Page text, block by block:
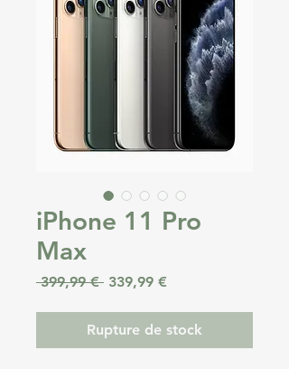
iPhone 11 Pro
Max
399,99 € Prix original
339,99 €
Rupture de stock